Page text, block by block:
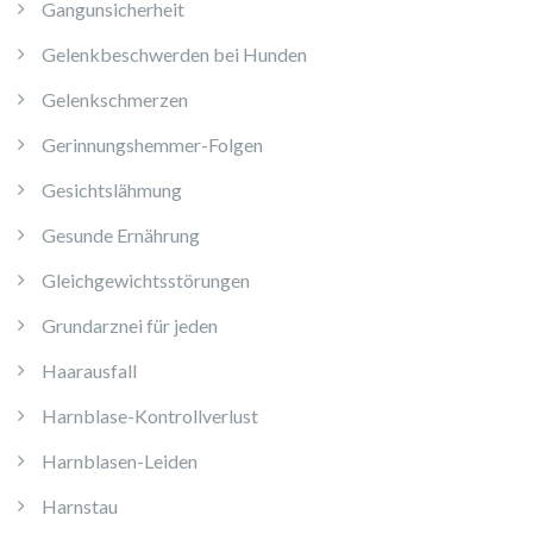
Gangunsicherheit
Gelenkbeschwerden bei Hunden
Gelenkschmerzen
Gerinnungshemmer-Folgen
Gesichtslähmung
Gesunde Ernährung
Gleichgewichtsstörungen
Grundarznei für jeden
Haarausfall
Harnblase-Kontrollverlust
Harnblasen-Leiden
Harnstau